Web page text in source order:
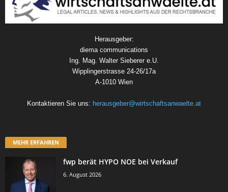
Herausgeber:
diema communications
Ing. Mag. Walter Sieberer e.U.
Wipplingerstrasse 24-26/17a
A-1010 Wien
Kontaktieren Sie uns: herausgeber@wirtschaftsanwaelte.at
MEHR ERFAHREN
fwp berät HYPO NOE bei Verkauf
6. August 2026